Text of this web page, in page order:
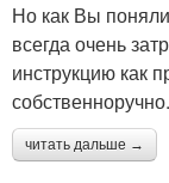
Но как Вы
всегда очень
инструкцию как
собственноручно.
читать дальше →